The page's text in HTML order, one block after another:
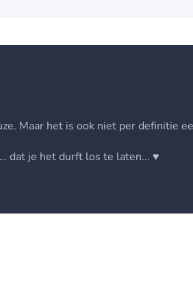
Maar het is ook niet per definitie
dat je het durft los te laten... ♥